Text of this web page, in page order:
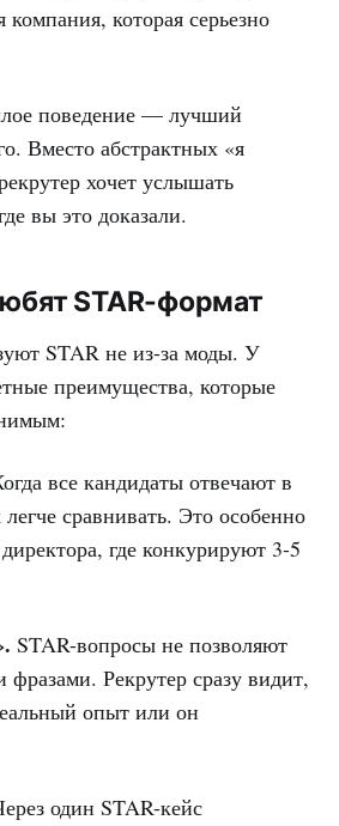
которая серьезно
поведение — лучший
Вместо абстрактных «я
хочет услышать
вы это доказали.
STAR-формат
STAR не из-за моды. У
преимущества, которые
все кандидаты отвечают в
сравнивать. Это особенно
где конкурируют 3-5
STAR-вопросы не позволяют
фразами. Рекрутер сразу видит,
опыт или он
один STAR-кейс